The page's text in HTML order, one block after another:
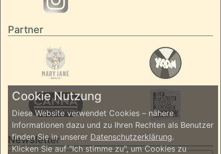
Partner
Newsletter
Cookie Nutzung
Diese Website verwendet Cookies – nähere
Informationen dazu und zu Ihren Rechten als Benutzer
finden Sie in unserer Datenschutzerklärung.
Klicken Sie auf "Ich stimme zu", um Cookies zu